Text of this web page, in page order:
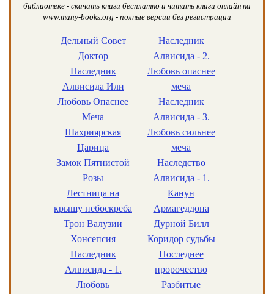
библиотеке - скачать книги бесплатно и читать книги онлайн на
www.many-books.org - полные версии без регистрации
Дельный Совет
Доктор
Наследник
Алвисида Или
Любовь Опаснее
Меча
Шахриярская
Царица
Замок Пятнистой
Розы
Лестница на
крышу небоскреба
Трон Валузии
Хонсепсия
Наследник
Алвисида - 1.
Любовь
Наследник
Алвисида - 2.
Любовь опаснее
меча
Наследник
Алвисида - 3.
Любовь сильнее
меча
Наследство
Алвисида - 1.
Канун
Армагеддона
Дурной Билл
Коридор судьбы
Последнее
пророчество
Разбитые